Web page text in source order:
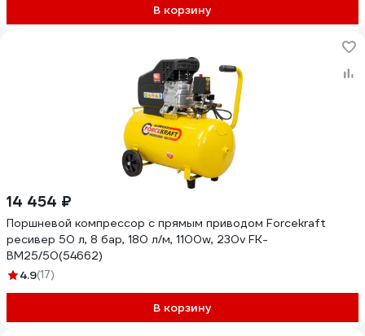
В корзину
14 454 ₽
Поршневой компрессор с прямым приводом Forcekraft
ресивер 50 л, 8 бар, 180 л/м, 1100w, 230v FK-
BM25/50(54662)
4.9(17)
В корзину